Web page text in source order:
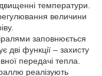
температури.
величини
заповнюється
функції – захисту
передачі тепла.
реалізують